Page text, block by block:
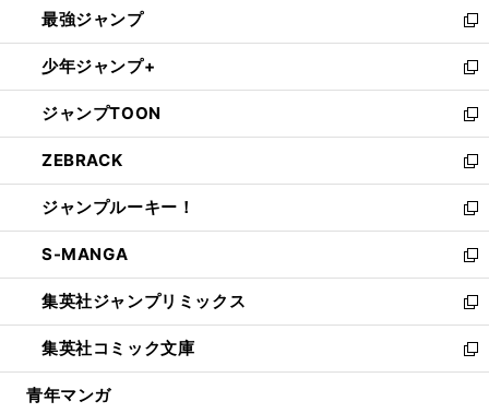
ド
ウ
で
開
く
ィ
ン
ド
ウ
で
開
く
い
ウ
ィ
ン
ド
ウ
で
開
く
最強ジャンプ
新
し
い
ウ
ィ
ン
ド
ウ
で
開
く
少年ジャンプ+
新
し
い
ウ
ィ
ン
ド
ウ
で
開
く
ジャンプTOON
新
し
い
ウ
ィ
ン
ド
ウ
で
開
く
ZEBRACK
新
し
い
ウ
ィ
ン
ド
ウ
で
開
ジャンプルーキー！
新
し
い
ウ
ィ
ン
ド
ウ
S-MANGA
新
し
い
ウ
ィ
ン
集英社ジャンプリミックス
新
し
い
ウ
集英社コミック文庫
新
し
青年マンガ